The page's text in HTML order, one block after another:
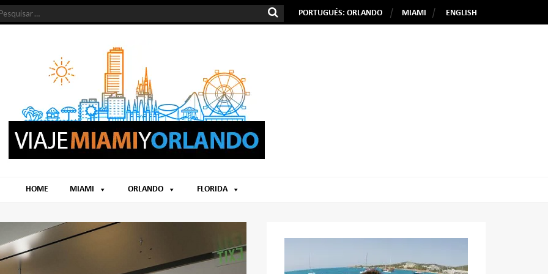
PORTUGUÉS: ORLANDO MIAMI ENGLISH
HOME MIAMI ORLANDO FLORIDA